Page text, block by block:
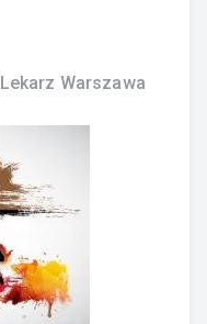
Lekarz Warszawa